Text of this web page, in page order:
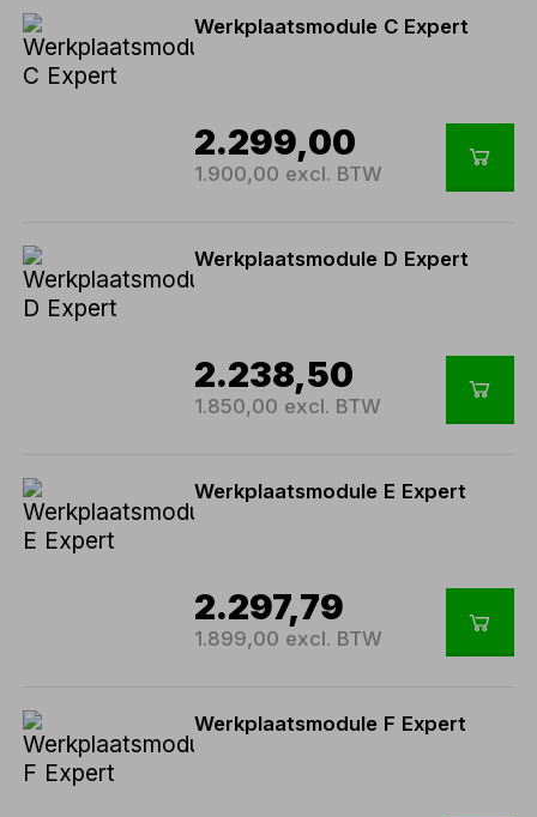
Werkplaatsmodule C Expert
2.299,00
1.900,00 excl. BTW
Werkplaatsmodule D Expert
2.238,50
1.850,00 excl. BTW
Werkplaatsmodule E Expert
2.297,79
1.899,00 excl. BTW
Werkplaatsmodule F Expert